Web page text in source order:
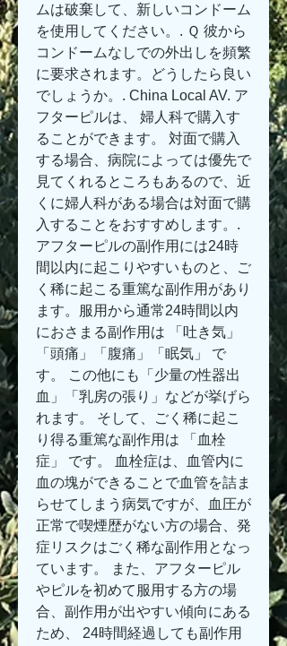
ムは破棄して、新しいコンドーム
を使用してください。. Ｑ 彼から
コンドームなしでの外出しを頻繁
に要求されます。どうしたら良い
でしょうか。. China Local AV. ア
フターピルは、 婦人科で購入す
ることができます。 対面で購入
する場合、病院によっては優先で
見てくれるところもあるので、近
くに婦人科がある場合は対面で購
入することをおすすめします。.
アフターピルの副作用には24時
間以内に起こりやすいものと、ご
く稀に起こる重篤な副作用があり
ます。服用から通常24時間以内
におさまる副作用は 「吐き気」
「頭痛」「腹痛」「眠気」 で
す。 この他にも「少量の性器出
血」「乳房の張り」などが挙げら
れます。 そして、ごく稀に起こ
り得る重篤な副作用は 「血栓
症」 です。 血栓症は、血管内に
血の塊ができることで血管を詰ま
らせてしまう病気ですが、血圧が
正常で喫煙歴がない方の場合、発
症リスクはごく稀な副作用となっ
ています。 また、アフターピル
やピルを初めて服用する方の場
合、副作用が出やすい傾向にある
ため、 24時間経過しても副作用